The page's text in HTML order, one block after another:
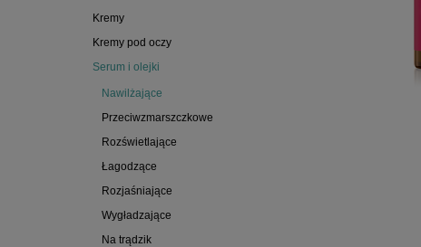
Kremy
Kremy pod oczy
Serum i olejki
Nawilżające
Przeciwzmarszczkowe
Rozświetlające
Łagodzące
Rozjaśniające
Wygładzające
Na trądzik